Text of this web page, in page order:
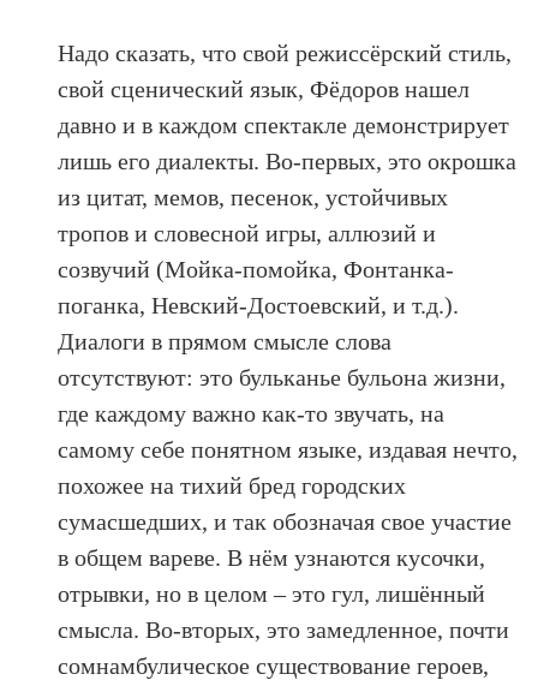
Надо сказать, что свой режиссёрский стиль,
свой сценический язык, Фёдоров нашел
давно и в каждом спектакле демонстрирует
лишь его диалекты. Во-первых, это окрошка
из цитат, мемов, песенок, устойчивых
тропов и словесной игры, аллюзий и
созвучий (Мойка-помойка, Фонтанка-
поганка, Невский-Достоевский, и т.д.).
Диалоги в прямом смысле слова
отсутствуют: это бульканье бульона жизни,
где каждому важно как-то звучать, на
самому себе понятном языке, издавая нечто,
похожее на тихий бред городских
сумасшедших, и так обозначая свое участие
в общем вареве. В нём узнаются кусочки,
отрывки, но в целом – это гул, лишённый
смысла. Во-вторых, это замедленное, почти
сомнамбулическое существование героев,